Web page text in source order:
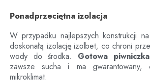
Ponadprzeciętna izolacja
W przypadku najlepszych konstrukcji
doskonałą izolację izolbet, co chroni
wody do środka. Gotowa
zawsze sucha i ma gwarantowany,
mikroklimat.